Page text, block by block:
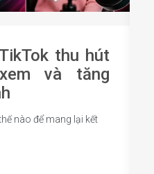
thu hút
và tăng
nào để mang lại kết